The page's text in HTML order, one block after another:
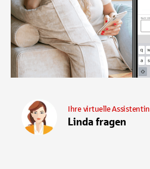
Linda fragen
Ihre virtuelle Assistentin